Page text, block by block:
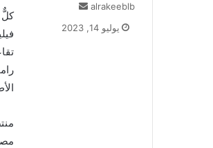
كلٌّ
alrakeeblb
يوليو 14, 2023